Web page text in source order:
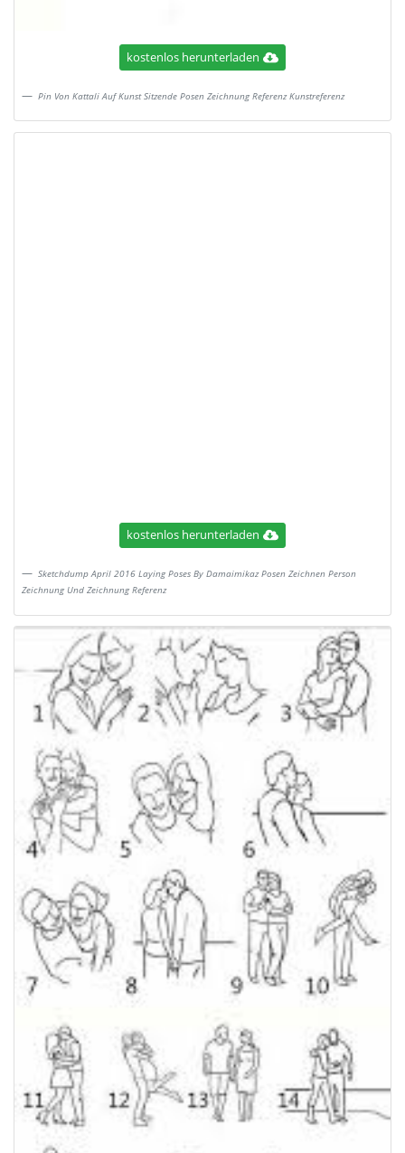
kostenlos herunterladen
Pin Von Kattali Auf Kunst Sitzende Posen Zeichnung Referenz Kunstreferenz
kostenlos herunterladen
Sketchdump April 2016 Laying Poses By Damaimikaz Posen Zeichnen Person
Zeichnung Und Zeichnung Referenz